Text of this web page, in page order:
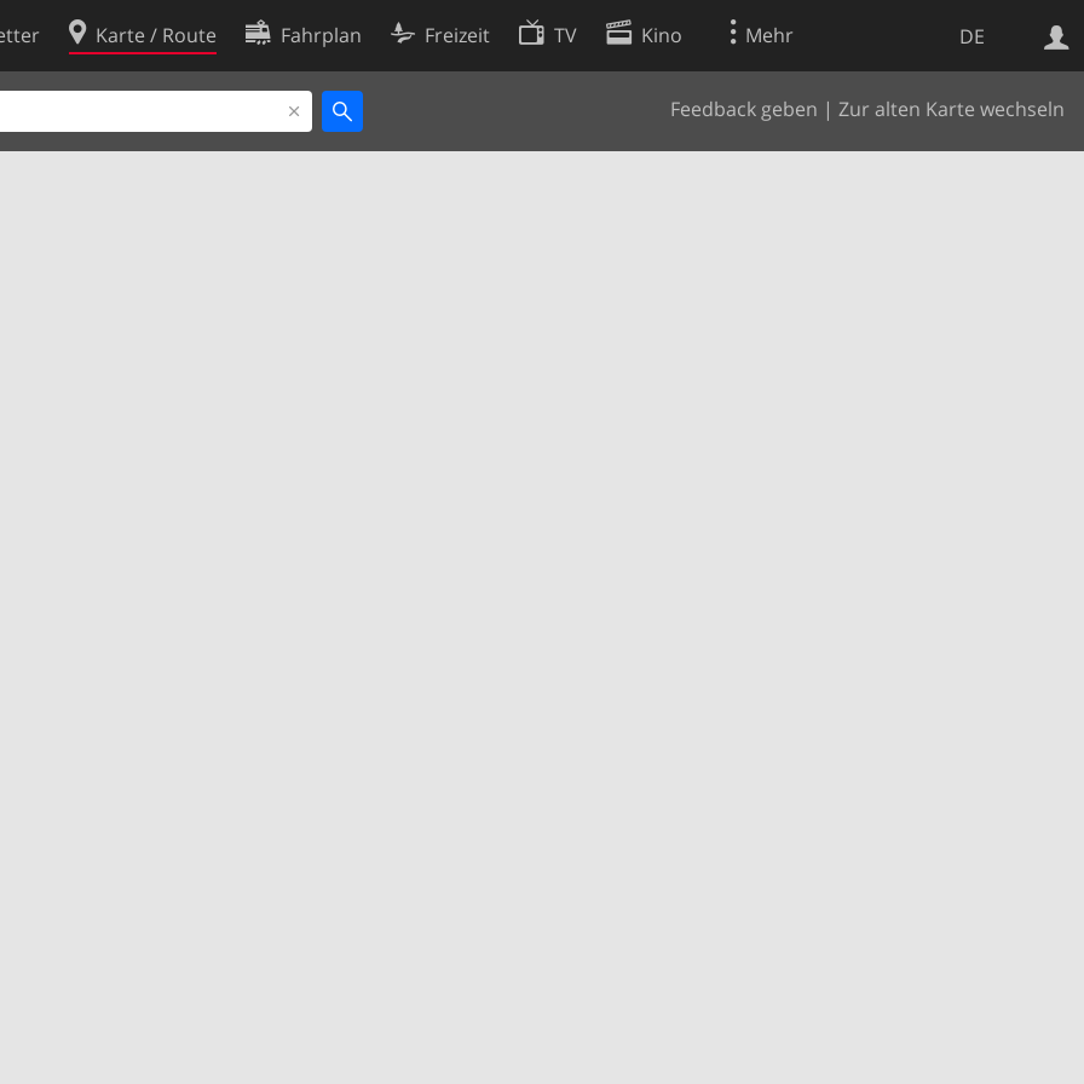
DE
Karte / Route Fahrplan Freizeit TV Kino Mehr
Feedback geben | Zur alten Karte wechseln
Websuche
Cookie-Richtlinie
Cookie-Einstellungen